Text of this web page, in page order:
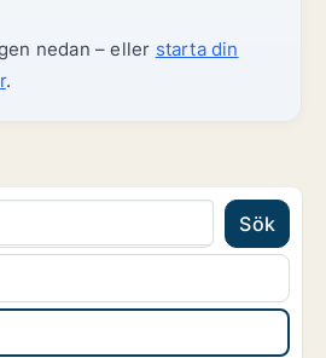
nedan – eller starta din
.
Sök